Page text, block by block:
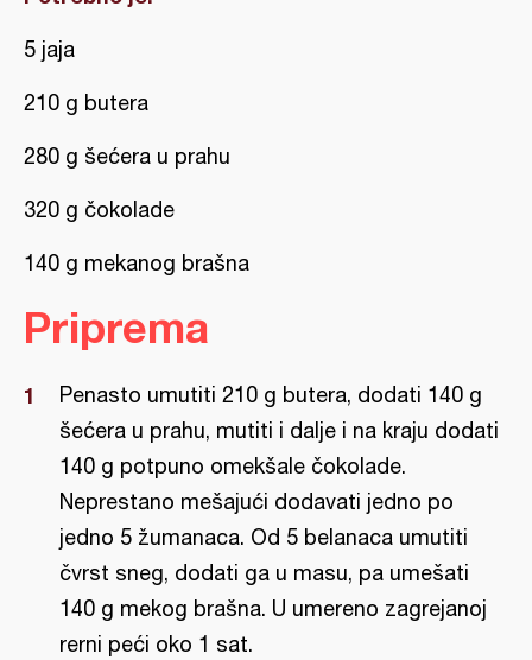
5 jaja
210 g butera
280 g šećera u prahu
320 g čokolade
140 g mekanog brašna
Priprema
Penasto umutiti 210 g butera, dodati 140 g
šećera u prahu, mutiti i dalje i na kraju dodati
140 g potpuno omekšale čokolade.
Neprestano mešajući dodavati jedno po
jedno 5 žumanaca. Od 5 belanaca umutiti
čvrst sneg, dodati ga u masu, pa umešati
140 g mekog brašna. U umereno zagrejanoj
rerni peći oko 1 sat.